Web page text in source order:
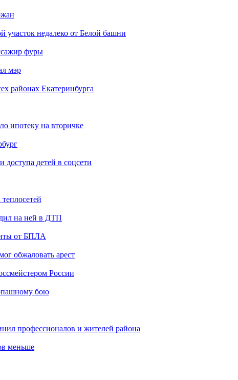
участок недалеко от Белой башни
фуры
мэр
районах Екатеринбурга
ипотеку на вторичке
детей в соцсети
на ней в ДТП
от БПЛА
обжаловать арест
России
бою
профессионалов и жителей района
меньше